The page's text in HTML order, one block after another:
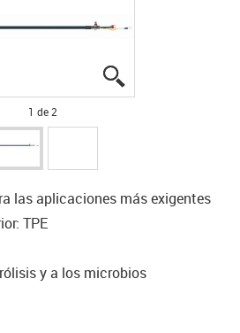
1 de 2
las aplicaciones más exigentes
TPE
y a los microbios